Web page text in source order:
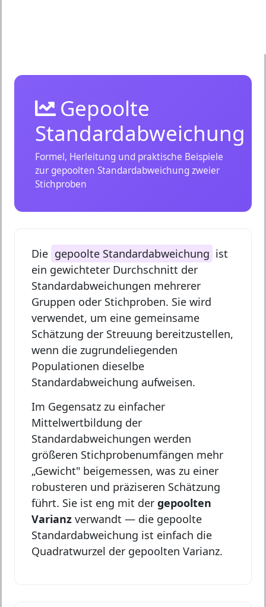
Gepoolte
Standardabweichung
Formel, Herleitung und praktische Beispiele
zur gepoolten Standardabweichung zweier
Stichproben
Die gepoolte Standardabweichung ist
ein gewichteter Durchschnitt der
Standardabweichungen mehrerer
Gruppen oder Stichproben. Sie wird
verwendet, um eine gemeinsame
Schätzung der Streuung bereitzustellen,
wenn die zugrundeliegenden
Populationen dieselbe
Standardabweichung aufweisen.
Im Gegensatz zu einfacher
Mittelwertbildung der
Standardabweichungen werden
größeren Stichprobenumfängen mehr
„Gewicht" beigemessen, was zu einer
robusteren und präziseren Schätzung
führt. Sie ist eng mit der gepoolten
Varianz verwandt — die gepoolte
Standardabweichung ist einfach die
Quadratwurzel der gepoolten Varianz.